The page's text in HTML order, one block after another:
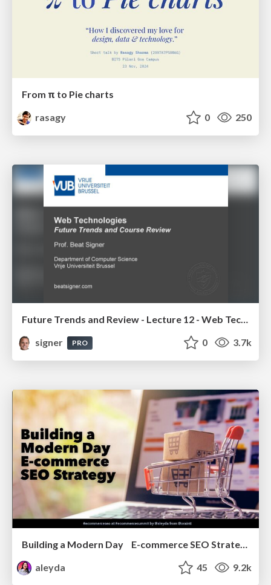
From π to Pie charts
rasagy
0 250
Future Trends and Review - Lecture 12 - Web Technologies (1019888BNR)
signer
PRO 0 3.7k
Building a Modern Day E-commerce SEO Strategy
aleyda
45 9.2k